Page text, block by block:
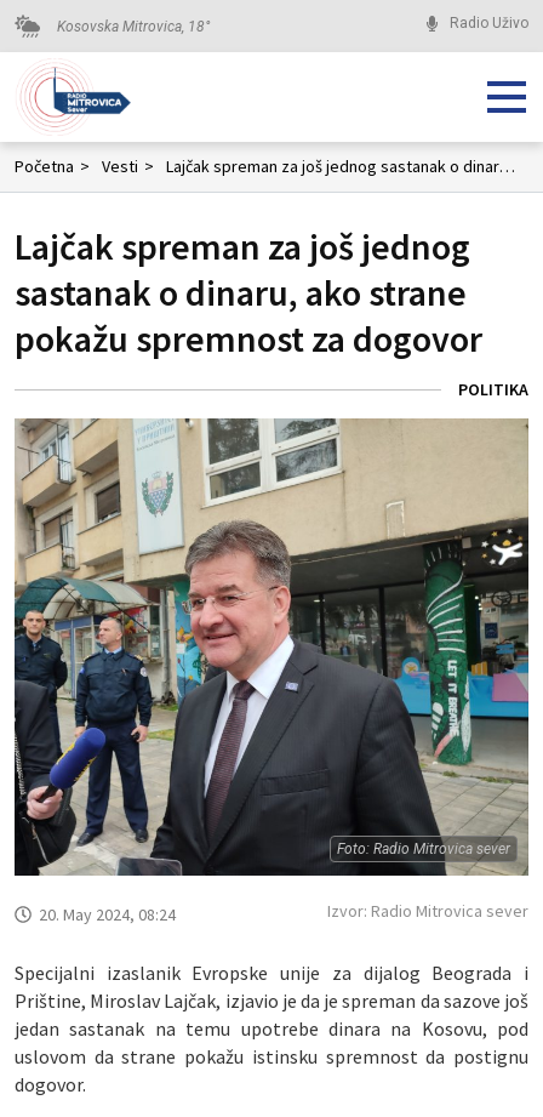
Kosovska Mitrovica, 18° Radio Uživo
Početna > Vesti > Lajčak spreman za još jednog sastanak o dinaru, ako strane pokažu spremnost za dogovor
Lajčak spreman za još jednog
sastanak o dinaru, ako strane
pokažu spremnost za dogovor
POLITIKA
Foto: Radio Mitrovica sever
20. May 2024, 08:24 Izvor: Radio Mitrovica sever
Specijalni izaslanik Evropske unije za dijalog Beograda i
Prištine, Miroslav Lajčak, izjavio je da je spreman da sazove još
jedan sastanak na temu upotrebe dinara na Kosovu, pod
uslovom da strane pokažu istinsku spremnost da postignu
dogovor.